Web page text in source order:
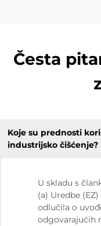
Česta
Koje su prednosti
industrijsko čišćenje?
U skladu s
(a) Uredbe
odlučila o
odgovarajućih